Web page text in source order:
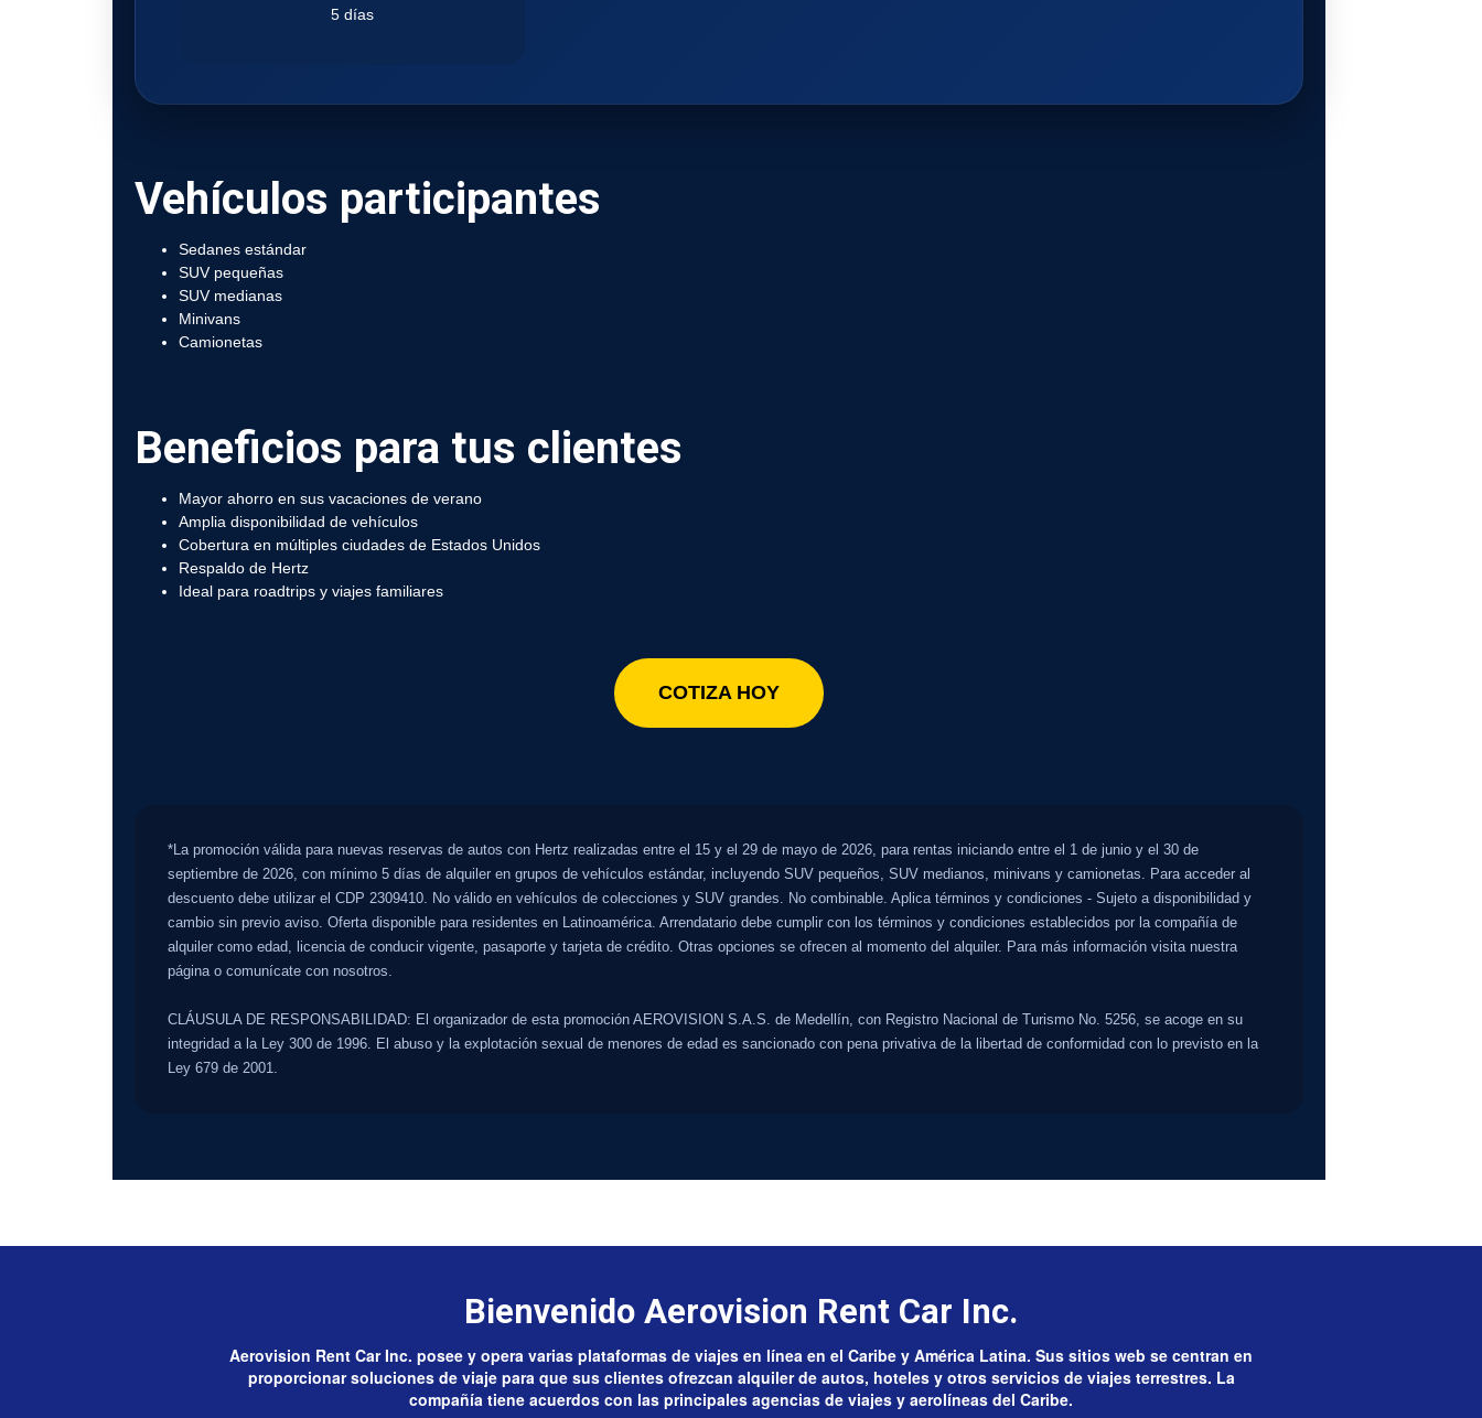
5 días
Vehículos participantes
Sedanes estándar
SUV pequeñas
SUV medianas
Minivans
Camionetas
Beneficios para tus clientes
Mayor ahorro en sus vacaciones de verano
Amplia disponibilidad de vehículos
Cobertura en múltiples ciudades de Estados Unidos
Respaldo de Hertz
Ideal para roadtrips y viajes familiares
COTIZA HOY
*La promoción válida para nuevas reservas de autos con Hertz realizadas entre el 15 y el 29 de mayo de 2026, para rentas iniciando entre el 1 de junio y el 30 de
septiembre de 2026, con mínimo 5 días de alquiler en grupos de vehículos estándar, incluyendo SUV pequeños, SUV medianos, minivans y camionetas. Para acceder al
descuento debe utilizar el CDP 2309410. No válido en vehículos de colecciones y SUV grandes. No combinable. Aplica términos y condiciones - Sujeto a disponibilidad y
cambio sin previo aviso. Oferta disponible para residentes en Latinoamérica. Arrendatario debe cumplir con los términos y condiciones establecidos por la compañía de
alquiler como edad, licencia de conducir vigente, pasaporte y tarjeta de crédito. Otras opciones se ofrecen al momento del alquiler. Para más información visita nuestra
página o comunícate con nosotros.
CLÁUSULA DE RESPONSABILIDAD: El organizador de esta promoción AEROVISION S.A.S. de Medellín, con Registro Nacional de Turismo No. 5256, se acoge en su
integridad a la Ley 300 de 1996. El abuso y la explotación sexual de menores de edad es sancionado con pena privativa de la libertad de conformidad con lo previsto en la
Ley 679 de 2001.
Bienvenido Aerovision Rent Car Inc.
Aerovision Rent Car Inc. posee y opera varias plataformas de viajes en línea en el Caribe y América Latina. Sus sitios web se centran en
proporcionar soluciones de viaje para que sus clientes ofrezcan alquiler de autos, hoteles y otros servicios de viajes terrestres. La
compañía tiene acuerdos con las principales agencias de viajes y aerolíneas del Caribe.